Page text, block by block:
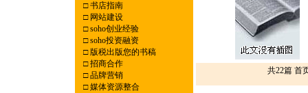
□书店指南
□网站建设
□soho创业经验
□soho投资融资
□版税出版您的书稿
□招商合作
□品牌营销
□媒体资源整合
共22篇 首